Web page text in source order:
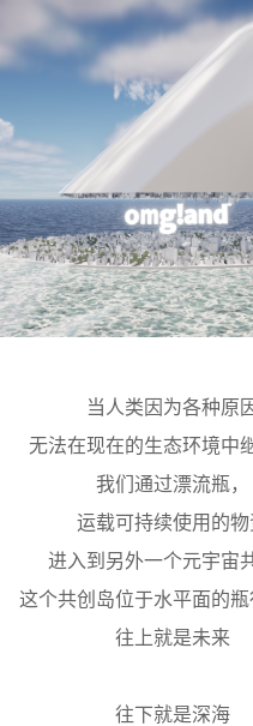
当人类因为各种原
无法在现在的生态环境中
我们通过漂流瓶，
运载可持续使用的物
进入到另外一个元宇宙
这个共创岛位于水平面的
往上就是未来
往下就是深海